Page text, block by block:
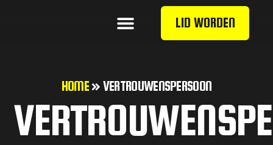
LID WORDEN
HOME» VERTROUWENSPERSOON